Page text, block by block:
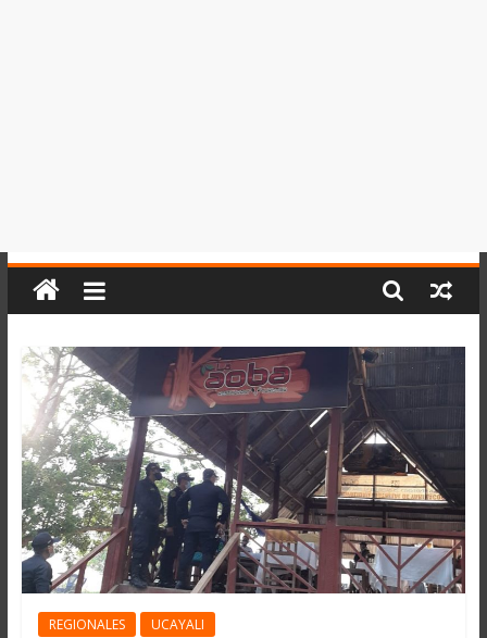
REGIONALES UCAYALI